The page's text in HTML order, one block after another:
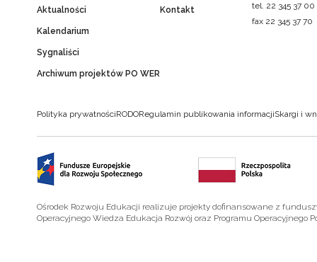
Aktualności
Kalendarium
Sygnaliści
Archiwum projektów PO WER
Kontakt
tel. 22 345 37 00
fax 22 345 37 70
Polityka prywatnościRODORegulamin publikowania informacjiSkargi i
Ośrodek Rozwoju Edukacji realizuje projekty dofinansowane z
Operacyjnego Wiedza Edukacja Rozwój oraz Programu Operacyjnego